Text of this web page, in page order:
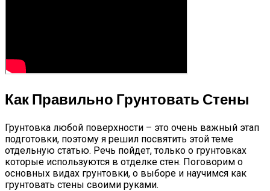
Как Правильно Грунтовать Стены
Грунтовка любой поверхности – это очень важный этап
подготовки, поэтому я решил посвятить этой теме
отдельную статью. Речь пойдет, только о грунтовках
которые используются в отделке стен. Поговорим о
основных видах грунтовки, о выборе и научимся как
грунтовать стены своими руками.